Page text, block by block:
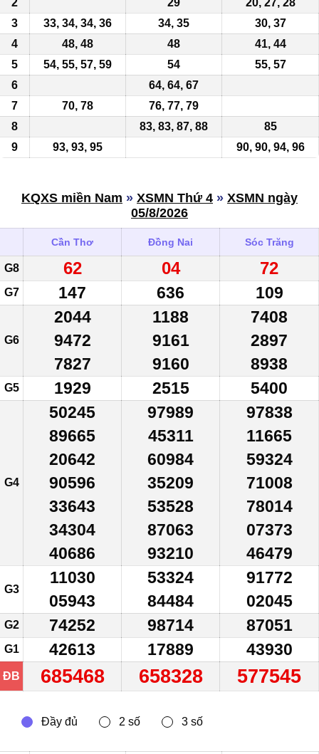
2 29
20, 27, 28
3
33, 34, 34, 36 34, 35
30, 37
4
48, 48 48
41, 44
5
54, 55, 57, 59 54 55, 57
6
64, 64, 67
7
70, 78
76, 77, 79
8
83, 83, 87, 88
85
9
93, 93, 95 90, 90, 94, 96
KQXS miền Nam » XSMN Thứ 4 » XSMN ngày
05/8/2026
Cần Thơ Đồng Nai Sóc Trăng
G8 62 04 72
G7 147 636 109
G6
2044
9472
7827
1188
9161
9160
7408
2897
8938
G5 1929 2515 5400
G4
50245
89665
20642
90596
33643
34304
40686
97989
45311
60984
35209
53528
87063
93210
97838
11665
59324
71008
78014
07373
46479
G3
11030
05943
53324
84484
91772
02045
G2 74252 98714 87051
G1 42613 17889 43930
ĐB 685468 658328 577545